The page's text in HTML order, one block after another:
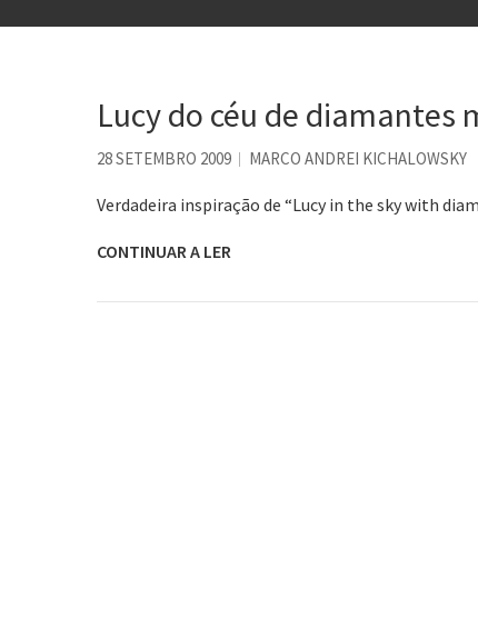
Contardo Calligaris
Os causos de Jorge Luis
Lucy do céu de diamantes
28 SETEMBRO 2009 MARCO ANDREI KICHALOWSKY
Verdadeira inspiração de “Lucy in the sky with
CONTINUAR A LER